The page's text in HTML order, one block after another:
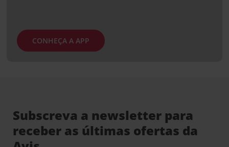
CONHEÇA A APP
Subscreva a newsletter para
receber as últimas ofertas da